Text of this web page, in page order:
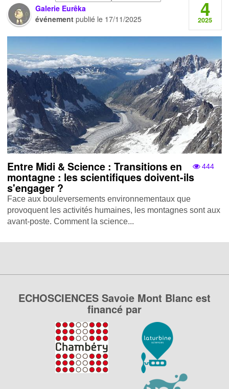
Galerie Eurêka
événement publié le 17/11/2025 4
2025
444
Entre Midi & Science : Transitions en
montagne : les scientifiques doivent-ils
s'engager ?
Face aux bouleversements environnementaux que
provoquent les activités humaines, les montagnes sont aux
avant-poste. Comment la science...
ECHOSCIENCES Savoie Mont Blanc est
financé par